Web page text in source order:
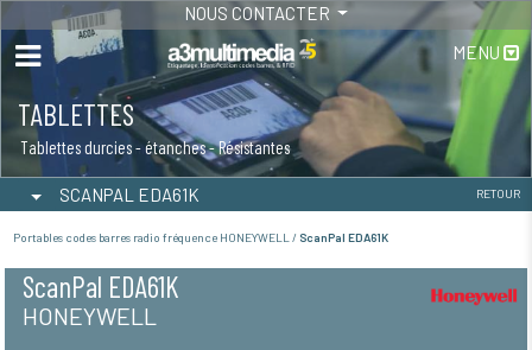
NOUS CONTACTER
MENU
TABLETTES
Tablettes durcies - étanches - Résistantes
SCANPAL EDA61K RETOUR
Portables codes barres radio fréquence HONEYWELL / ScanPal EDA61K
ScanPal EDA61K
HONEYWELL